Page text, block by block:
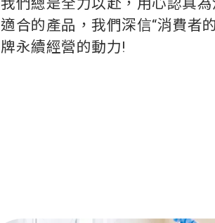
適合的產品，我們深信“消費者
牌永續經營的動力!